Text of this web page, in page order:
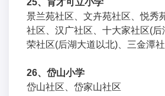
25、育才可立小学
景兰苑社区、文卉苑社区、悦秀
社区、汉广社区、十大家社区(
荣社区(后湖大道以北)、三金潭
26、岱山小学
岱山社区、岱家山社区